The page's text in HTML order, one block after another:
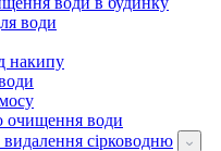
води
накипу
очищення води
видалення сірководню